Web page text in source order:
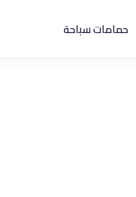
حمامات سباحة